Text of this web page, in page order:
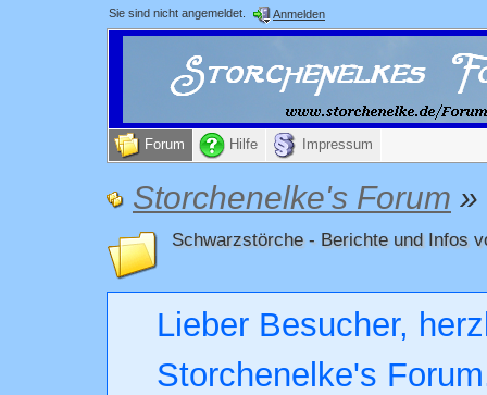
Sie sind nicht angemeldet. Anmelden
Forum Hilfe Impressum
Storchenelke's Forum »
Schwarzstörche - Berichte und Infos
Lieber Besucher,
Storchenelke's